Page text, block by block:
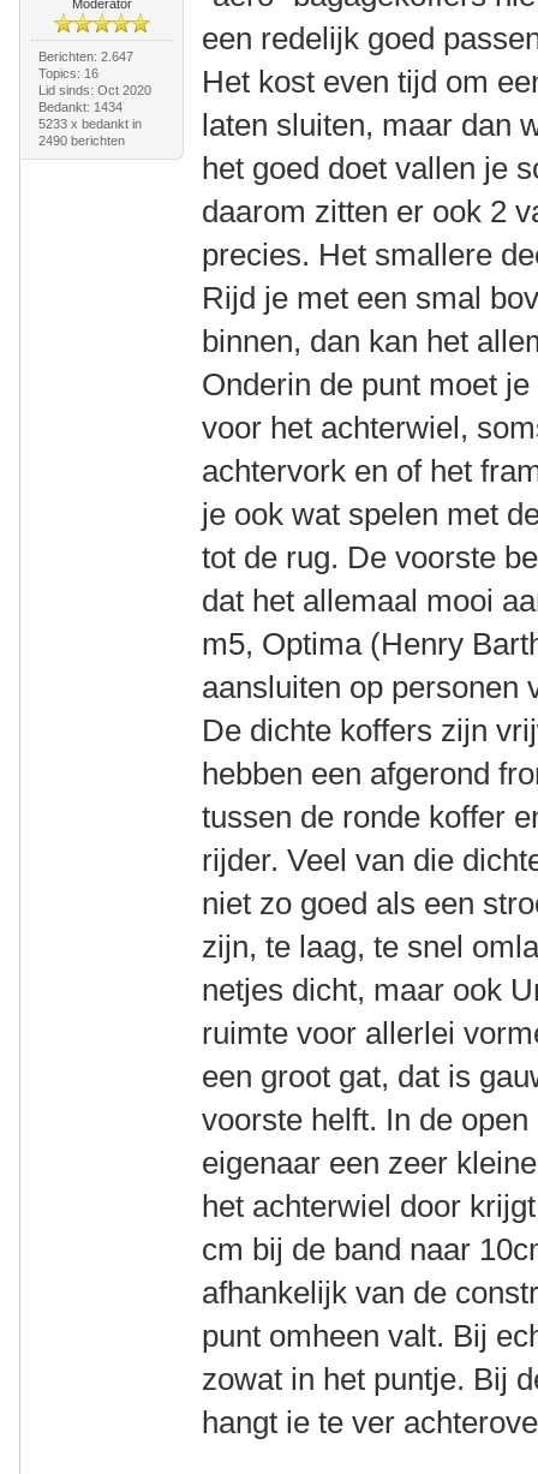
Moderator
Berichten: 2.647
Topics: 16
Lid sinds: Oct 2020
Bedankt: 1434
5233 x bedankt in
2490 berichten
een redelijk goed
Het kost even tijd om
laten sluiten, maar dan
het goed doet vallen je
daarom zitten er ook 2
precies. Het smallere
Rijd je met een smal
binnen, dan kan het
Onderin de punt moet
voor het achterwiel,
achtervork en of het
je ook wat spelen met
tot de rug. De voorste
dat het allemaal mooi
m5, Optima (Henry
aansluiten op personen
De dichte koffers zijn
hebben een afgerond
tussen de ronde koffer
rijder. Veel van die
niet zo goed als een
zijn, te laag, te snel
netjes dicht, maar ook
ruimte voor allerlei
een groot gat, dat is
voorste helft. In de
eigenaar een zeer
het achterwiel door
cm bij de band naar
afhankelijk van de
punt omheen valt. Bij
zowat in het puntje. Bij
hangt ie te ver